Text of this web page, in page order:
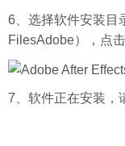
6、选择软件安装目
FilesAdobe），点击
7、软件正在安装，